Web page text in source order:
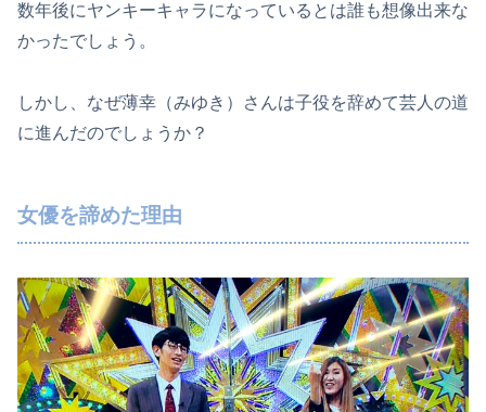
数年後にヤンキーキャラになっているとは誰も想像出来な
かったでしょう。
しかし、なぜ薄幸（みゆき）さんは子役を辞めて芸人の道
に進んだのでしょうか？
女優を諦めた理由